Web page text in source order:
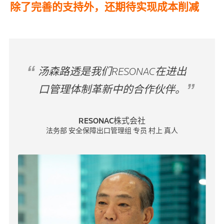
除了完善的支持外，还期待实现成本削减
汤森路透是我们RESONAC在进出
口管理体制革新中的合作伙伴。
RESONAC株式会社
法务部 安全保障出口管理组 专员 村上 真人